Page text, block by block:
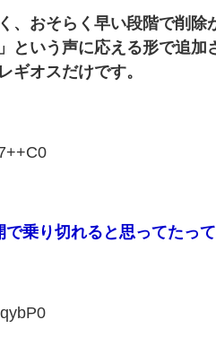
、おそらく早い段階で削
という声に応える形で追加
ギオスだけです。
乗り切れると思ってたっ